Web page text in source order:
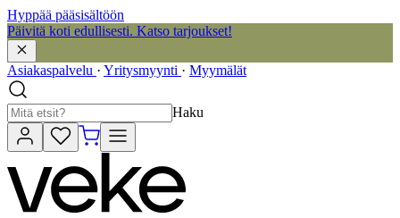
Hyppää pääsisältöön
Päivitä koti edullisesti. Katso tarjoukset!
Asiakaspalvelu · Yritysmyynti · Myymälät
Haku